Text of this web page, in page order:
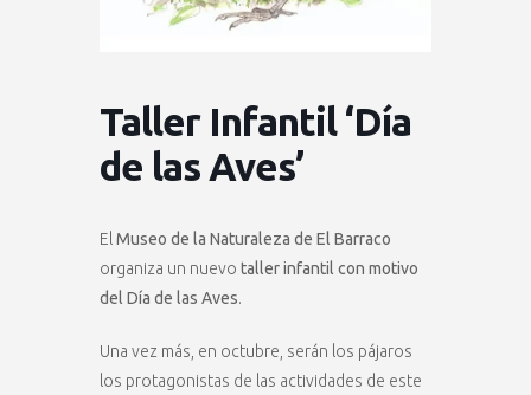
Taller Infantil ‘Día
de las Aves’
El Museo de la Naturaleza de El Barraco
organiza un nuevo taller infantil con motivo
del Día de las Aves.
Una vez más, en octubre, serán los pájaros
los protagonistas de las actividades de este